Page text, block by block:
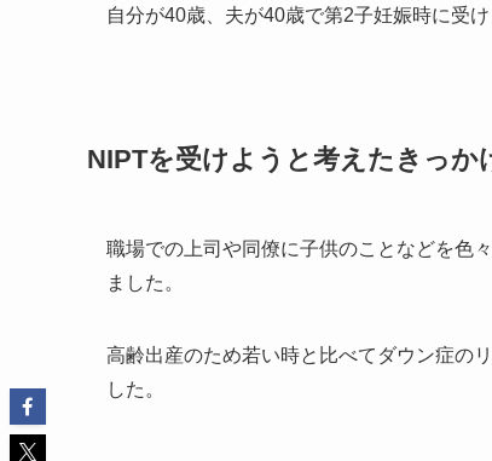
自分が40歳、夫が40歳で第2子妊娠時に受け
NIPTを受けようと考えたきっか
職場での上司や同僚に子供のことなどを色
ました。
高齢出産のため若い時と比べてダウン症の
した。